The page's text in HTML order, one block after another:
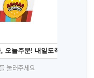
눌러주세요